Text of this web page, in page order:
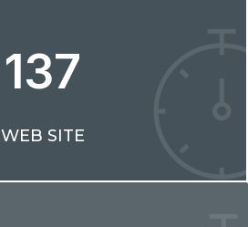
137
WEB SITE